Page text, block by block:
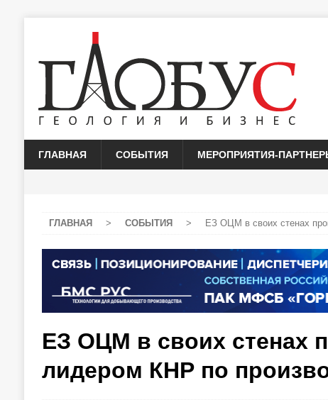
ГЛАВНАЯ СОБЫТИЯ МЕРОПРИЯТИЯ-
ГЛАВНАЯ > СОБЫТИЯ > ЕЗ ОЦМ в своих стенах
ЕЗ ОЦМ в своих стенах
лидером КНР по